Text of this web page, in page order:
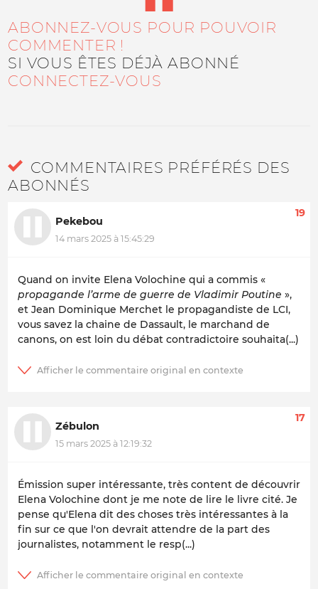
ABONNEZ-VOUS POUR POUVOIR
COMMENTER !
SI VOUS ÊTES DÉJÀ ABONNÉ
CONNECTEZ-VOUS
COMMENTAIRES PRÉFÉRÉS DES
ABONNÉS
Pekebou
14 mars 2025 à 15:45:29
19
Quand on invite Elena Volochine qui a commis «
propagande l’arme de guerre de Vladimir Poutine »,
et Jean Dominique Merchet le propagandiste de LCI,
vous savez la chaine de Dassault, le marchand de
canons, on est loin du débat contradictoire souhaita(...)
Zébulon
15 mars 2025 à 12:19:32
17
Émission super intéressante, très content de découvrir
Elena Volochine dont je me note de lire le livre cité. Je
pense qu'Elena dit des choses très intéressantes à la
fin sur ce que l'on devrait attendre de la part des
journalistes, notamment le resp(...)